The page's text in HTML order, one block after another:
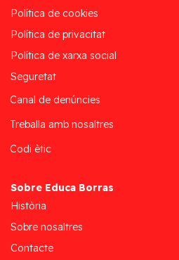
Política de cookies
Política de privacitat
Política de xarxa social
Seguretat
Canal de denúncies
Treballa amb nosaltres
Codi ètic
Sobre Educa Borras
Història
Sobre nosaltres
Contacte